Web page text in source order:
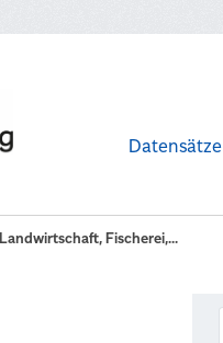
Datensätze
Landwirtschaft, Fischerei,...